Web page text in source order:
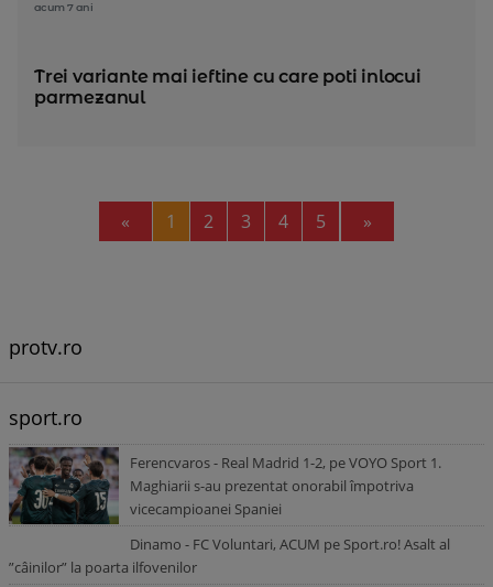
acum 7 ani
Trei variante mai ieftine cu care poti inlocui
parmezanul
« Previous
1 2 3 4 5 »
protv.ro
sport.ro
Ferencvaros - Real Madrid 1-2, pe VOYO Sport 1.
Maghiarii s-au prezentat onorabil împotriva
vicecampioanei Spaniei
Dinamo - FC Voluntari, ACUM pe Sport.ro! Asalt al
”câinilor” la poarta ilfovenilor